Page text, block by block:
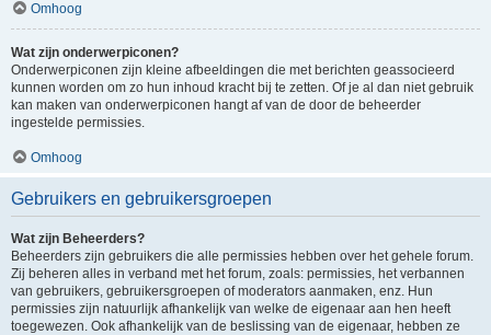
Omhoog
Wat zijn onderwerpiconen?
Onderwerpiconen zijn kleine afbeeldingen die met berichten geassocieerd
kunnen worden om zo hun inhoud kracht bij te zetten. Of je al dan niet gebruik
kan maken van onderwerpiconen hangt af van de door de beheerder
ingestelde permissies.
Omhoog
Gebruikers en gebruikersgroepen
Wat zijn Beheerders?
Beheerders zijn gebruikers die alle permissies hebben over het gehele forum.
Zij beheren alles in verband met het forum, zoals: permissies, het verbannen
van gebruikers, gebruikersgroepen of moderators aanmaken, enz. Hun
permissies zijn natuurlijk afhankelijk van welke de eigenaar aan hen heeft
toegewezen. Ook afhankelijk van de beslissing van de eigenaar, hebben ze